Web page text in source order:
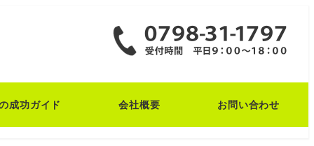
成功ガイド 会社概要 お問い合わせ